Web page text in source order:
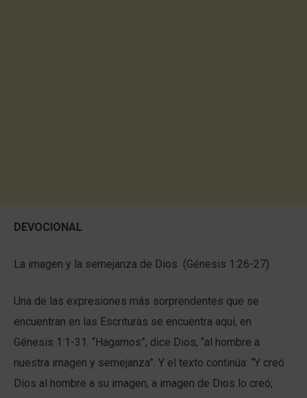
DEVOCIONAL
La imagen y la semejanza de Dios (Génesis 1:26-27)
Una de las expresiones más sorprendentes que se
encuentran en las Escrituras se encuentra aquí, en
Génesis 1:1-31. “Hagamos”, dice Dios, “al hombre a
nuestra imagen y semejanza”. Y el texto continúa: “Y creó
Dios al hombre a su imagen, a imagen de Dios lo creó;